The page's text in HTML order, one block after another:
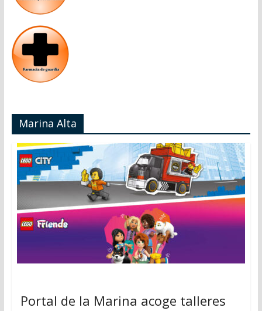
Marina Alta
Portal de la Marina acoge talleres